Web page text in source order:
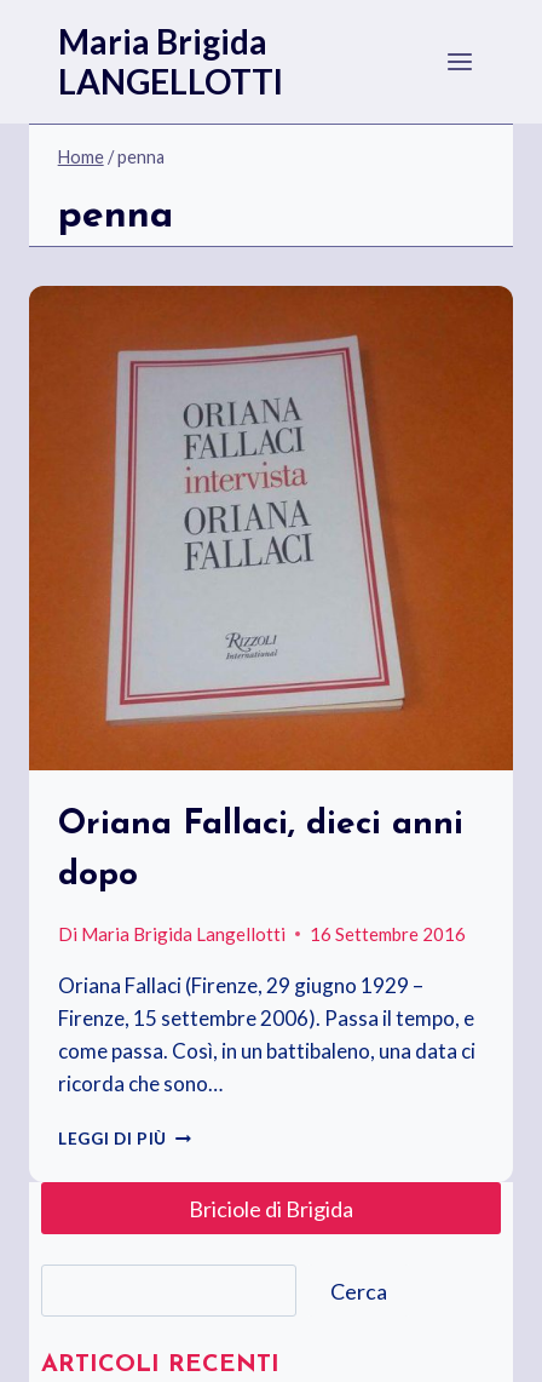
contenuto
Maria Brigida
LANGELLOTTI
Home/penna
penna
Oriana Fallaci, dieci anni
dopo
Di Maria Brigida Langellotti 16 Settembre 2016
Oriana Fallaci (Firenze, 29 giugno 1929 –
Firenze, 15 settembre 2006). Passa il tempo, e
come passa. Così, in un battibaleno, una data ci
ricorda che sono…
LEGGI DI PIÙ ORIANA
DIECI
ANNI
DOPO
Briciole di Brigida
Cerca
ARTICOLI RECENTI